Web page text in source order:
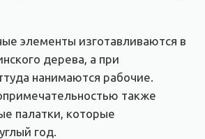
элементы изготавливаются в
дерева, а при
нанимаются рабочие.
также
палатки, которые
год.